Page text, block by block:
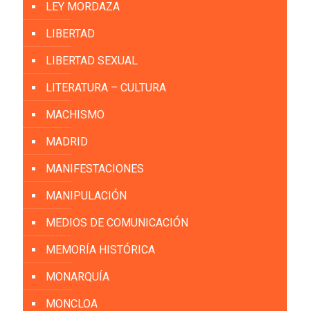
LEY MORDAZA
LIBERTAD
LIBERTAD SEXUAL
LITERATURA – CULTURA
MACHISMO
MADRID
MANIFESTACIONES
MANIPULACIÓN
MEDIOS DE COMUNICACIÓN
MEMORÍA HISTÓRICA
MONARQUÍA
MONCLOA